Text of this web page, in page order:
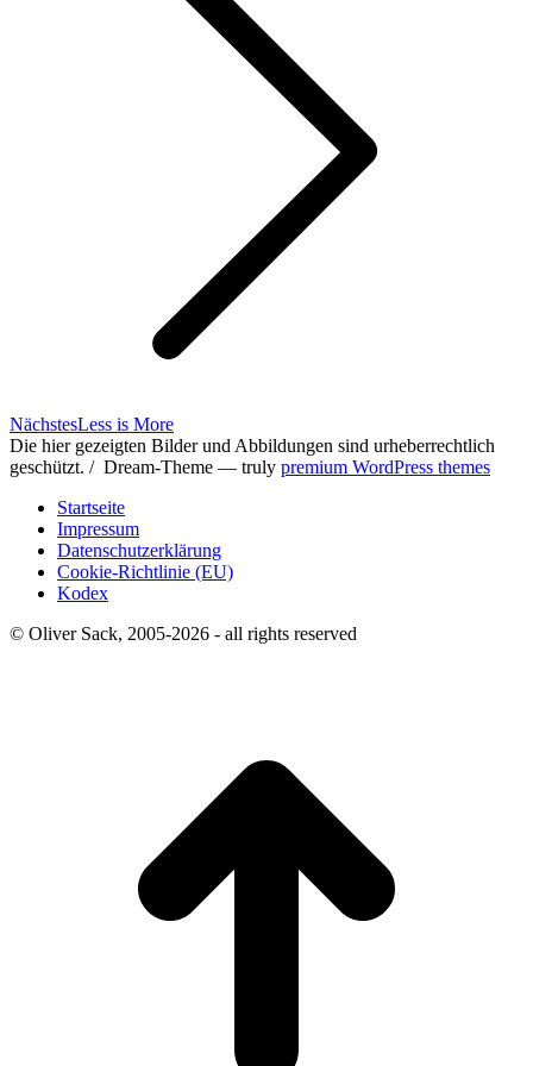
NächstesNächster
Beitrag:
Less is More
Die hier gezeigten Bilder und Abbildungen sind urheberrechtlich
geschützt. / Dream-Theme — truly premium WordPress themes
Startseite
Impressum
Datenschutzerklärung
Cookie-Richtlinie (EU)
Kodex
© Oliver Sack, 2005-2026 - all rights reserved